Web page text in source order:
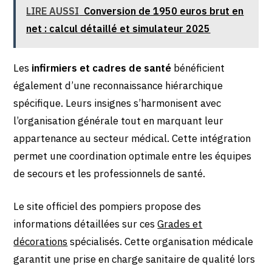
LIRE AUSSI Conversion de 1950 euros brut en
net : calcul détaillé et simulateur 2025
Les infirmiers et cadres de santé bénéficient
également d’une reconnaissance hiérarchique
spécifique. Leurs insignes s’harmonisent avec
l’organisation générale tout en marquant leur
appartenance au secteur médical. Cette intégration
permet une coordination optimale entre les équipes
de secours et les professionnels de santé.
Le site officiel des pompiers propose des
informations détaillées sur cesGrades et
décorations spécialisés. Cette organisation médicale
garantit une prise en charge sanitaire de qualité lors